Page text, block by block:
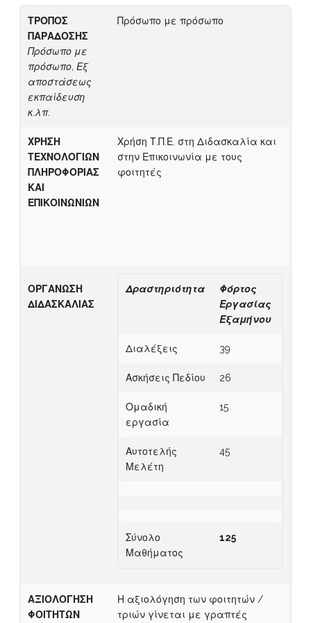
ΤΡΟΠΟΣ
ΠΑΡΑΔΟΣΗΣ
Πρόσωπο με
πρόσωπο, Εξ
αποστάσεως
εκπαίδευση
κ.λπ.
Πρόσωπο με πρόσωπο
ΧΡΗΣΗ
ΤΕΧΝΟΛΟΓΙΩΝ
ΠΛΗΡΟΦΟΡΙΑΣ
ΚΑΙ
ΕΠΙΚΟΙΝΩΝΙΩΝ
Χρήση Τ.Π.Ε. στη Διδασκαλία και
στην Επικοινωνία με τους
φοιτητές
ΟΡΓΑΝΩΣΗ
ΔΙΔΑΣΚΑΛΙΑΣ
Δραστηριότητα
Φόρτος
Εργασίας
Εξαμήνου
Διαλέξεις 39
Ασκήσεις Πεδίου 26
Ομαδική
εργασία
15
Αυτοτελής
Μελέτη
45
Σύνολο
Μαθήματος
125
ΑΞΙΟΛΟΓΗΣΗ
ΦΟΙΤΗΤΩΝ
Η αξιολόγηση των φοιτητών /
τριών γίνεται με γραπτές